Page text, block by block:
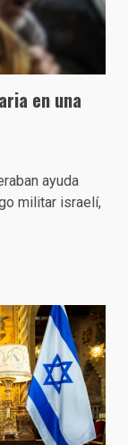
en una
ayuda
militar israelí,